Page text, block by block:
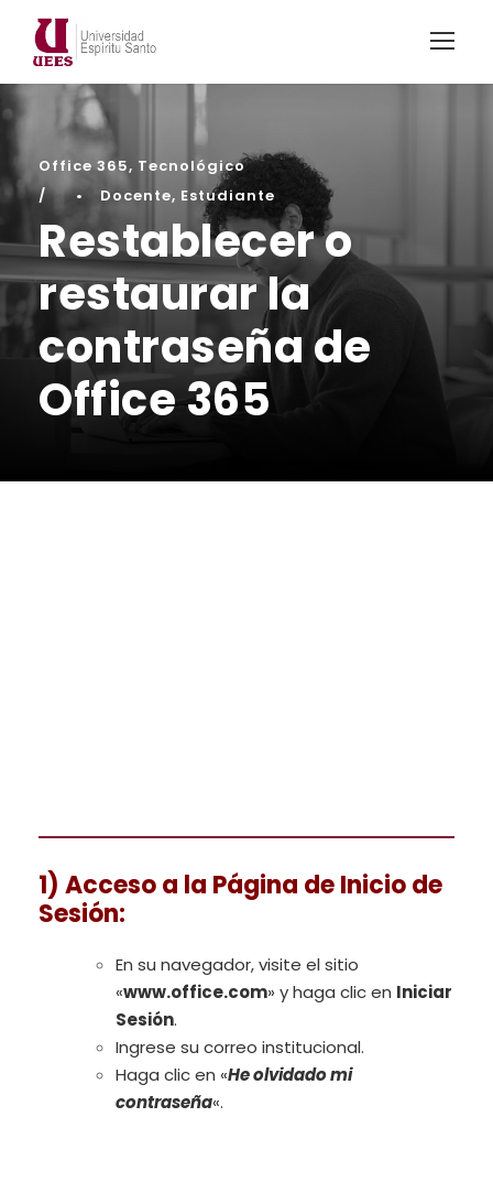
Office 365, Tecnológico
•
Docente, Estudiante
Restablecer o
restaurar la
contraseña de
Office 365
1) Acceso a la Página de Inicio de
Sesión:
En su navegador, visite el sitio
«www.office.com» y haga clic en Iniciar
Sesión.
Ingrese su correo institucional.
Haga clic en «He olvidado mi
contraseña«.